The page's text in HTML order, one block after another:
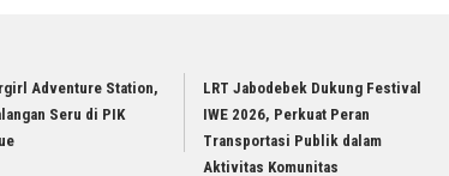
Adventure Station,
Seru di PIK
LRT Jabodebek Dukung Festival
IWE 2026, Perkuat Peran
Transportasi Publik dalam
Aktivitas Komunitas